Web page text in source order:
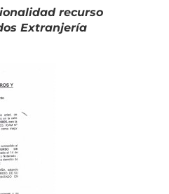
recurso
Extranjería